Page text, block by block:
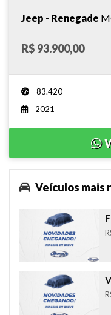
Jeep - Renegade
R$ 93.900,00
83.420
2021
Veículos mais